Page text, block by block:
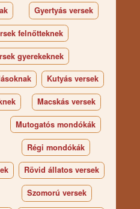
Gyertyás versek
felnőtteknek
gyerekeknek
Kutyás versek
Macskás versek
Mutogatós mondókák
Régi mondókák
Rövid állatos versek
Szomorú versek